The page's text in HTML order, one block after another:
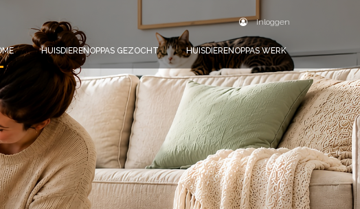
Inloggen
HUISDIERENOPPAS GEZOCHT HUISDIERENOPPAS WERK